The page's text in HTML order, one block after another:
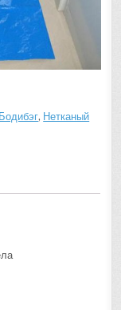
Бодибэг, Нетканый